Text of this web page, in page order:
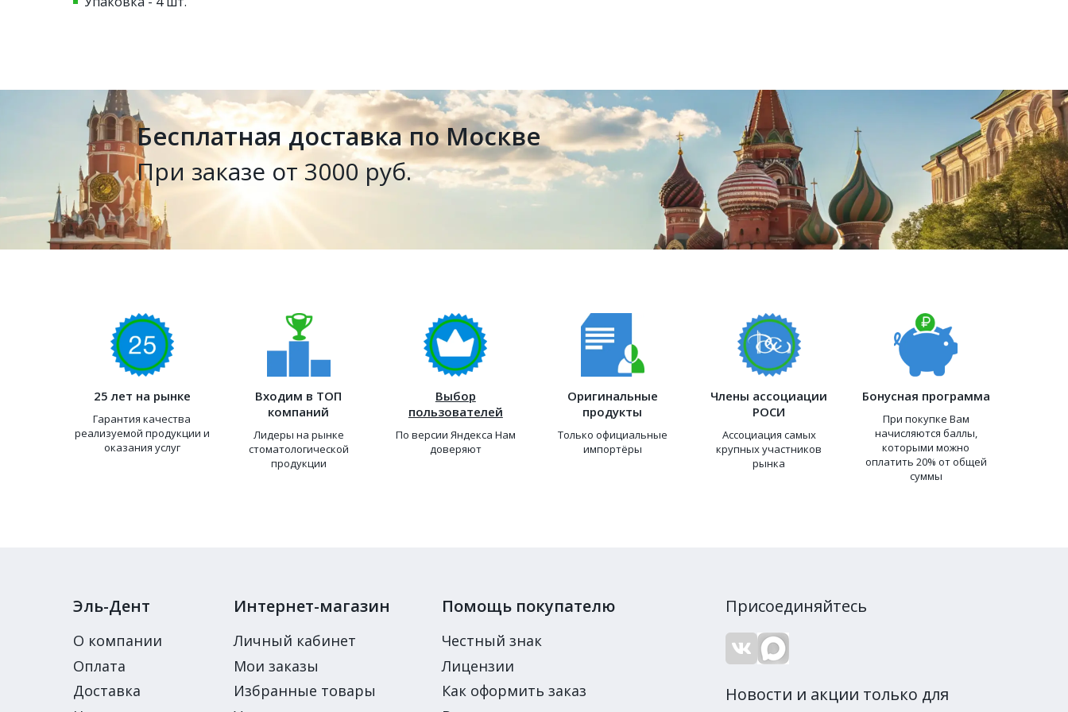
Бесплатная доставка по Москве
При заказе от 3000 руб.
25 лет на рынке
Гарантия качества
реализуемой продукции и
оказания услуг
Входим в ТОП
компаний
Лидеры на рынке
стоматологической
продукции
Выбор
пользователей
По версии Яндекса Нам
доверяют
Оригинальные
продукты
Только официальные
импортёры
Члены ассоциации
РОСИ
Ассоциация самых
крупных участников
рынка
Бонусная программа
При покупке Вам
начисляются баллы,
которыми можно
оплатить 20% от общей
суммы
Эль-Дент
О компании
Оплата
Доставка
Интернет-магазин
Личный кабинет
Мои заказы
Избранные товары
Помощь покупателю
Честный знак
Лицензии
Как оформить заказ
Присоединяйтесь
Новости и акции только для